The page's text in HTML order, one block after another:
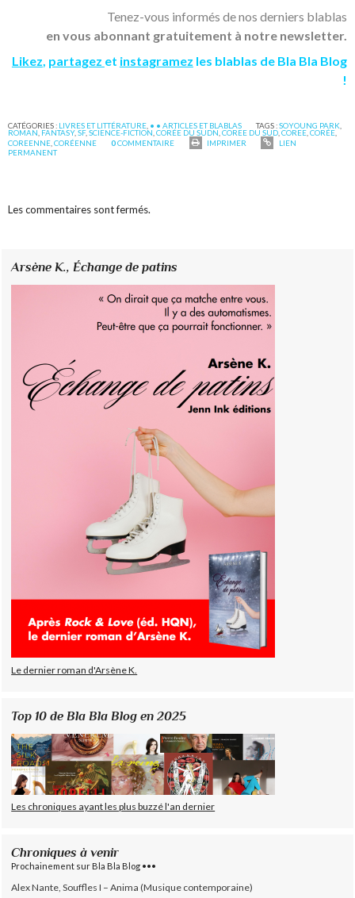
Tenez-vous informés de nos derniers blablas
en vous abonnant gratuitement à notre newsletter.
Likez, partagez et instagramez les blablas de Bla Bla Blog
!
CATÉGORIES : LIVRES ET LITTÉRATURE • • ARTICLES ET BLABLAS TAGS :SOYOUNG PARK
ROMAN FANTASY,SF,SCIENCE-FICTION ,CORÉE DU SUDN ,COREE DU SUD ,COREE ,CORÉE
COREENNE ,CORÉENNE 0COMMENTAIRE IMPRIMER
LIEN
PERMANENT
Les commentaires sont fermés.
Arsène K.,Échange de patins
Le dernier roman d'Arsène K.
Top 10 de Bla Bla Blog en 2025
Les chroniques ayant les plus buzzé l'an dernier
Chroniques à venir
Prochainement sur Bla Bla Blog •••
Alex Nante, Souffles I – Anima (Musique contemporaine)